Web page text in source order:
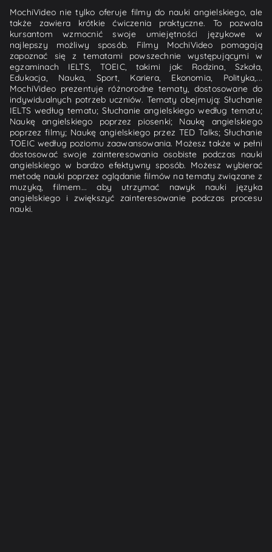
MochiVideo nie tylko oferuje filmy do nauki angielskiego, ale
także zawiera krótkie ćwiczenia praktyczne. To pozwala
kursantom wzmocnić swoje umiejętności językowe w
najlepszy możliwy sposób. Filmy MochiVideo pomagają
zapoznać się z tematami powszechnie występującymi w
egzaminach IELTS, TOEIC, takimi jak: Rodzina, Szkoła,
Edukacja, Nauka, Sport, Kariera, Ekonomia, Polityka,...
MochiVideo prezentuje różnorodne tematy, dostosowane do
indywidualnych potrzeb uczniów. Tematy obejmują: Słuchanie
IELTS według tematu; Słuchanie angielskiego według tematu;
Naukę angielskiego poprzez piosenki; Naukę angielskiego
poprzez filmy; Naukę angielskiego przez TED Talks; Słuchanie
TOEIC według poziomu zaawansowania. Możesz także w pełni
dostosować swoje zainteresowania osobiste podczas nauki
angielskiego w bardzo efektywny sposób. Możesz wybierać
metodę nauki poprzez oglądanie filmów na tematy związane z
muzyką, filmem... aby utrzymać nawyk nauki języka
angielskiego i zwiększyć zainteresowanie podczas procesu
nauki.